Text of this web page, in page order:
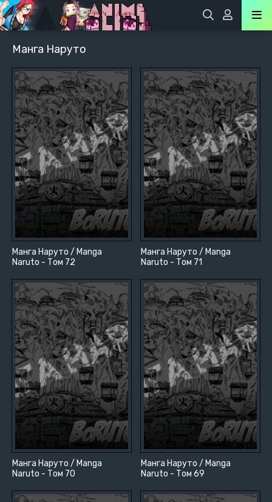
Манга Наруто
Манга Наруто / Manga
Naruto - Том 72
Манга Наруто / Manga
Naruto - Том 71
Манга Наруто / Manga
Naruto - Том 70
Манга Наруто / Manga
Naruto - Том 69